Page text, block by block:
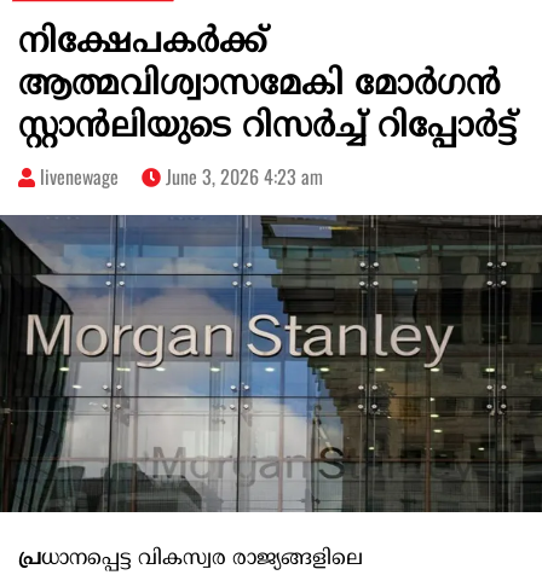
നിക്ഷേപകർക്ക്
ആത്മവിശ്വാസമേകി മോർഗൻ
സ്റ്റാൻലിയുടെ റിസർച്ച് റിപ്പോർട്ട്
livenewage June 3, 2026 4:23 am
പ്രധാനപ്പെട്ട വികസ്വര രാജ്യങ്ങളിലെ